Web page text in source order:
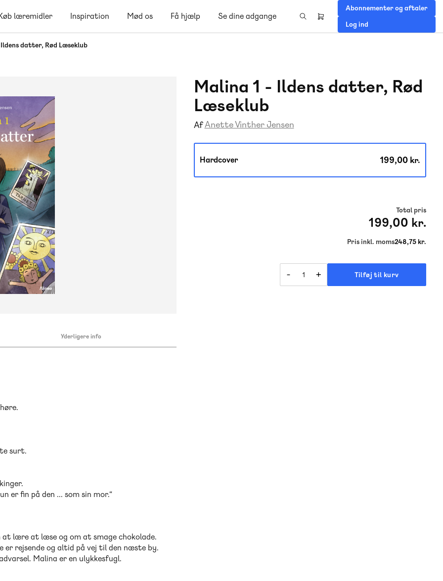
læremidler Inspiration Mød os Få hjælp Se dine adgange
Header
Abonnementer og aftaler
Log ind
datter, Rød Læseklub
Malina 1 - Ildens datter, Rød
Læseklub
AfAnette Vinther Jensen
Hardcover 199,00 kr.
Total pris
199,00 kr.
Pris inkl. moms248,75 kr.
- + Tilføj til kurv
Yderligere info
surt.
er fin på den ... som sin mor.“
at lære at læse og om at smage chokolade.
er rejsende og altid på vej til den næste by.
Malina er en ulykkesfugl.